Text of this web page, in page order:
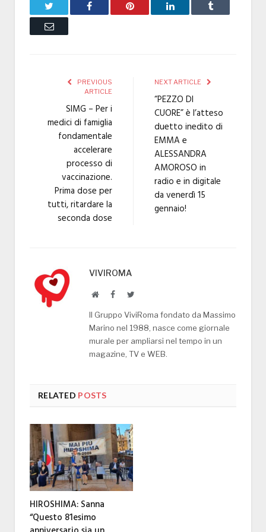
Facebook Pinterest LinkedIn Tumblr
Email
PREVIOUS
ARTICLE
SIMG – Per i
medici di famiglia
fondamentale
accelerare
processo di
vaccinazione.
Prima dose per
tutti, ritardare la
seconda dose
NEXT ARTICLE
“PEZZO DI
CUORE” è l’atteso
duetto inedito di
EMMA e
ALESSANDRA
AMOROSO in
radio e in digitale
da venerdì 15
gennaio!
VIVIROMA
WebsiteFacebookTwitter
Il Gruppo ViviRoma fondato da Massimo
Marino nel 1988, nasce come giornale
murale per ampliarsi nel tempo in un
magazine, TV e WEB.
RELATED POSTS
HIROSHIMA: Sanna
“Questo 81esimo